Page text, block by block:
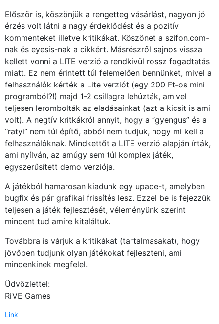
Először is, köszönjük a rengetteg vásárlást, nagyon jó
érzés volt látni a nagy érdeklődést és a pozitív
kommenteket illetve kritikákat. Köszönet a szifon.com-
nak és eyesis-nak a cikkért. Másrészről sajnos vissza
kellett vonni a LITE verzió a rendkivül rossz fogadtatás
miatt. Ez nem érintett túl felemelően bennünket, mivel a
felhasználók kérték a Lite verziót (egy 200 Ft-os mini
programból?!) majd 1-2 csillagra lehúzták, amivel
teljesen lerombolták az eladásainkat (azt a kicsit is ami
volt). A negtív kritkákról annyit, hogy a “gyengus” és a
“ratyi” nem túl építő, abból nem tudjuk, hogy mi kell a
felhasználóknak. Mindkettőt a LITE verzió alapján írták,
ami nyílván, az amúgy sem túl komplex játék,
egyszerűsített demo verziója.
A játékból hamarosan kiadunk egy upade-t, amelyben
bugfix és pár grafikai frissítés lesz. Ezzel be is fejezzük
teljesen a játék fejlesztését, véleményünk szerint
mindent tud amire kitaláltuk.
Továbbra is várjuk a kritikákat (tartalmasakat), hogy
jövőben tudjunk olyan játékokat fejleszteni, ami
mindenkinek megfelel.
Üdvözlettel:
RiVE Games
Link